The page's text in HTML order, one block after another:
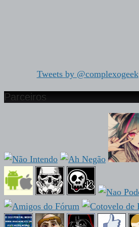
Tweets by @complexogeek
Parceiros